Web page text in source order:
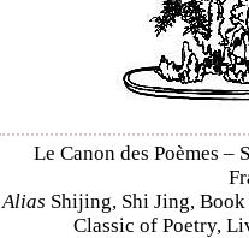
Le Canon des Poèmes
Alias Shijing, Shi Jing,
Classic of Poetry,